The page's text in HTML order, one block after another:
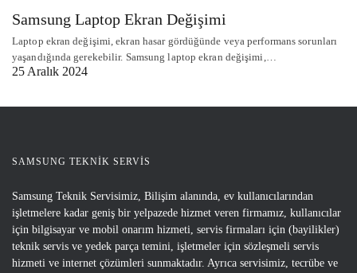
Samsung Laptop Ekran Değişimi
Laptop ekran değişimi, ekran hasar gördüğünde veya performans sorunları
yaşandığında gerekebilir. Samsung laptop ekran değişimi,…
25 Aralık 2024
SAMSUNG TEKNİK SERVİS
Samsung Teknik Servisimiz, Bilişim alanında, ev kullanıcılarından
işletmelere kadar geniş bir yelpazede hizmet veren firmamız, kullanıcılar
için bilgisayar ve mobil onarım hizmeti, servis firmaları için (bayilikler)
teknik servis ve yedek parça temini, işletmeler için sözleşmeli servis
hizmeti ve internet çözümleri sunmaktadır. Ayrıca servisimiz, tecrübe ve